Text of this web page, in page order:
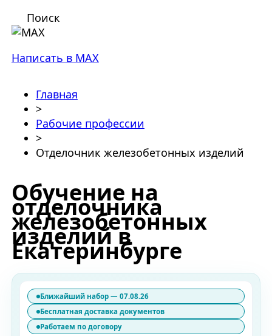
Поиск
Написать в MAX
Главная
>
Рабочие профессии
>
Отделочник железобетонных изделий
Обучение на
отделочника
железобетонных
изделий в
Екатеринбурге
Ближайший набор — 07.08.26
Бесплатная доставка документов
Работаем по договору